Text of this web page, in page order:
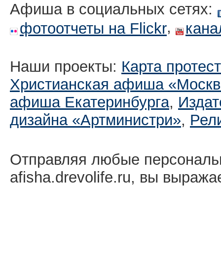
Афиша в социальных сетях:
фотоотчеты на Flickr,
Наши проекты: Карта
Христианская афиша
афиша Екатеринбургa,
дизайна «Артминистри»,
Отправляя любые
afisha.drevolife.ru, вы